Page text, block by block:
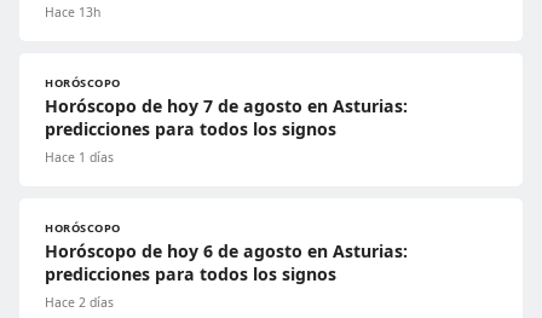
Hace 13h
HORÓSCOPO
Horóscopo de hoy 7 de agosto en Asturias:
predicciones para todos los signos
Hace 1 días
HORÓSCOPO
Horóscopo de hoy 6 de agosto en Asturias:
predicciones para todos los signos
Hace 2 días